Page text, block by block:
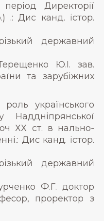
Директорії
.: Дис канд. істор.
державний
Ю.І. зав.
та зарубіжних
українського
Наддніпрянської
ХХ ст. в нально-
Дис канд. істор.
державний
Ф.Г. доктор
проректор з